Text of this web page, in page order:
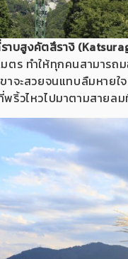
าบสูงคัตสึรางิ
ร ทำให้ทุกคนสามารถม
าจะสวยจนแทบลืมหาย
ริ้วไหวไปมาตามสายล